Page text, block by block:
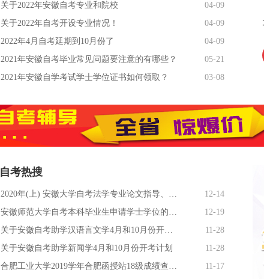
关于2022年安徽自考专业和院校
04-09
关于2022年自考开设专业情况！
04-09
2022年4月自考延期到10月份了
04-09
2021年安徽自考毕业常见问题要注意的有哪些？
05-21
2021年安徽自学考试学士学位证书如何领取？
03-08
自考热搜
2020年(上) 安徽大学自考法学专业论文指导、答辩须知
12-14
安徽师范大学自考本科毕业生申请学士学位的通知
12-19
关于安徽自考助学汉语言文学4月和10月份开考计划表
11-28
关于安徽自考助学新闻学4月和10月份开考计划
11-28
合肥工业大学2019学年合肥函授站18级成绩查询的通知
11-17